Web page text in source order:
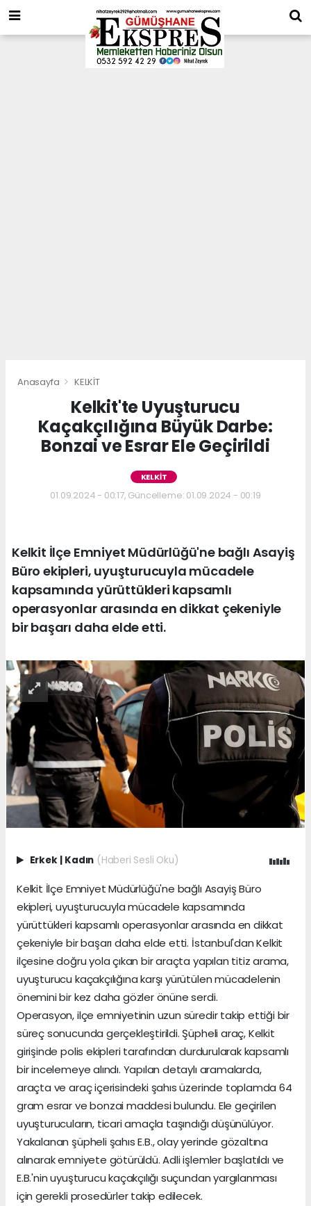
Anasayfa KELKİT
Kelkit'te Uyuşturucu
Kaçakçılığına Büyük Darbe:
Bonzai ve Esrar Ele Geçirildi
KELKİT
01.09.2024 - 00:17, Güncelleme: 01.09.2024 - 00:19
Kelkit İlçe Emniyet Müdürlüğü'ne bağlı Asayiş
Büro ekipleri, uyuşturucuyla mücadele
kapsamında yürüttükleri kapsamlı
operasyonlar arasında en dikkat çekeniyle
bir başarı daha elde etti.
Erkek Kadın (Haberi Sesli Oku)
Kelkit İlçe Emniyet Müdürlüğü'ne bağlı Asayiş Büro
ekipleri, uyuşturucuyla mücadele kapsamında
yürüttükleri kapsamlı operasyonlar arasında en dikkat
çekeniyle bir başarı daha elde etti. İstanbul'dan Kelkit
ilçesine doğru yola çıkan bir araçta yapılan titiz arama,
uyuşturucu kaçakçılığına karşı yürütülen mücadelenin
önemini bir kez daha gözler önüne serdi.
Operasyon, ilçe emniyetinin uzun süredir takip ettiği bir
süreç sonucunda gerçekleştirildi. Şüpheli araç, Kelkit
girişinde polis ekipleri tarafından durdurularak kapsamlı
bir incelemeye alındı. Yapılan detaylı aramalarda,
araçta ve araç içerisindeki şahıs üzerinde toplamda 64
gram esrar ve bonzai maddesi bulundu. Ele geçirilen
uyuşturucuların, ticari amaçla taşındığı düşünülüyor.
Yakalanan şüpheli şahıs E.B., olay yerinde gözaltına
alınarak emniyete götürüldü. Adli işlemler başlatıldı ve
E.B.'nin uyuşturucu kaçakçılığı suçundan yargılanması
için gerekli prosedürler takip edilecek.